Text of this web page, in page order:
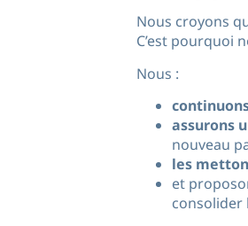
Nous croyons
C’est pourquoi
Nous :
assurons
nouveau
les
et
consolider